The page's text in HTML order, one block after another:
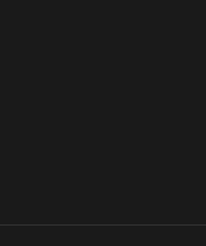
على شبكة الإنترنت
“البركة سووق” لأن